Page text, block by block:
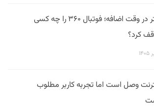
فیلتر در وقت اضافه؛ فوتبال ۳۶۰ را چه کسی
کرد؟
وصل است اما تجربه کاربر مطلوب